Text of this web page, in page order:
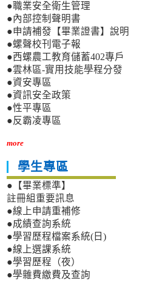
●職業安全衛生管理
●內部控制聲明書
●申請補發【畢業證書】說明
●螺聲校刊電子報
●西螺農工教育儲蓄402專戶
●雲林區-實用技能學程分發
●資安專區
●資訊安全政策
●性平專區
●反霸凌專區
more
學生專區
●【畢業標準】
註冊組重要訊息
●線上申請重補修
●成績查詢系統
●學習歷程檔案系統(日)
●線上選課系統
●學習歷程（夜）
●學雜費繳費及查詢